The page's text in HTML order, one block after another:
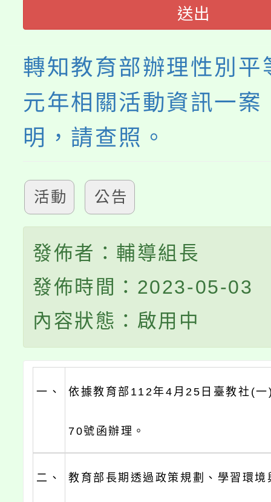
送出
轉知教育部辦理性別平
元年相關活動資訊一案
明，請查照。
活動 公告
發佈者：輔導組長
發佈時間：2023-05-03
內容狀態：啟用中
一、 依據教育部112年4月25日臺教社(
70號函辦理。
二、 教育部長期透過政策規劃、學習環